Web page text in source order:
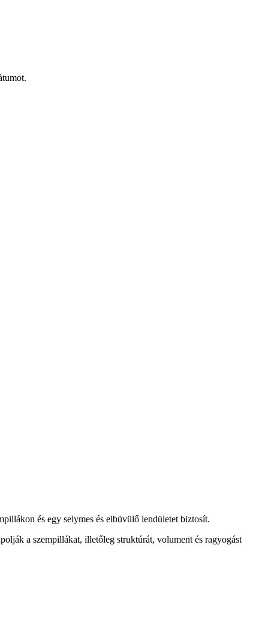
és egy selymes és elbüvülő lendületet biztosít.
a szempillákat, illetőleg struktúrát, volument és ragyogást